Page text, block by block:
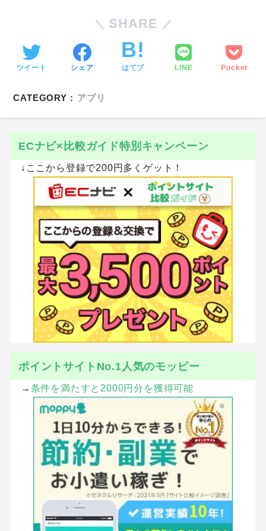
SHARE
ツイート シェア はてブ LINE Pocket
CATEGORY : アプリ
ECナビ×比較ガイド特別キャンペーン
↓ここから登録で200円多くゲット！
ポイントサイトNo.1人気のモッピー
→ 条件を満たすと2000円分を獲得可能